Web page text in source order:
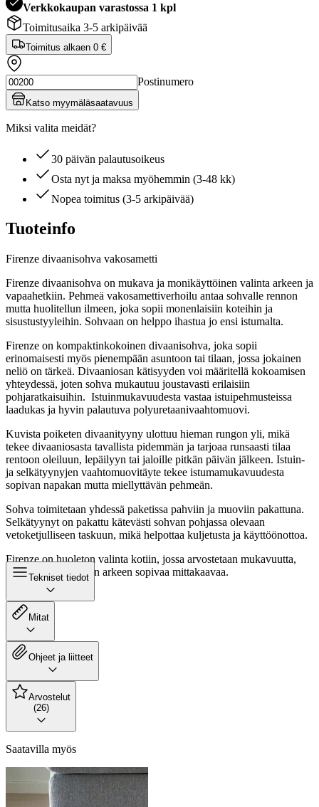
Verkkokaupan varastossa 1 kpl
Toimitusaika 3-5 arkipäivää
Toimitus alkaen 0 €
Postinumero
Katso myymäläsaatavuus
Miksi valita meidät?
30 päivän palautusoikeus
Osta nyt ja maksa myöhemmin (3-48 kk)
Nopea toimitus (3-5 arkipäivää)
Tuoteinfo
Firenze divaanisohva vakosametti
Firenze divaanisohva on mukava ja monikäyttöinen valinta arkeen ja
vapaahetkiin. Pehmeä vakosamettiverhoilu antaa sohvalle rennon
mutta huolitellun ilmeen, joka sopii monenlaisiin koteihin ja
sisustustyyleihin. Sohvaan on helppo ihastua jo ensi istumalta.
Firenze on kompaktinkokoinen divaanisohva, joka sopii
erinomaisesti myös pienempään asuntoon tai tilaan, jossa jokainen
neliö on tärkeä. Divaaniosan kätisyyden voi määritellä kokoamisen
yhteydessä, joten sohva mukautuu joustavasti erilaisiin
pohjaratkaisuihin. Istuinmukavuudesta vastaa istuipehmusteissa
laadukas ja hyvin palautuva polyuretaanivaahtomuovi.
Kuvista poiketen divaanityyny ulottuu hieman rungon yli, mikä
tekee divaaniosasta tavallista pidemmän ja tarjoaa runsaasti tilaa
rentoon oleiluun, lepäilyyn tai jaloille pitkän päivän jälkeen. Istuin-
ja selkätyynyjen vaahtomuovitäyte tekee istumamukavuudesta
sopivan napakan mutta miellyttävän pehmeän.
Sohva toimitetaan yhdessä paketissa pahviin ja muoviin pakattuna.
Selkätyynyt on pakattu kätevästi sohvan pohjassa olevaan
vetoketjulliseen taskuun, mikä helpottaa kuljetusta ja käyttöönottoa.
Firenze on huoleton valinta kotiin, jossa arvostetaan mukavuutta,
toimivuutta ja omaan arkeen sopivaa mittakaavaa.
Tekniset tiedot
Mitat
Ohjeet ja liitteet
Arvostelut
(26)
Saatavilla myös